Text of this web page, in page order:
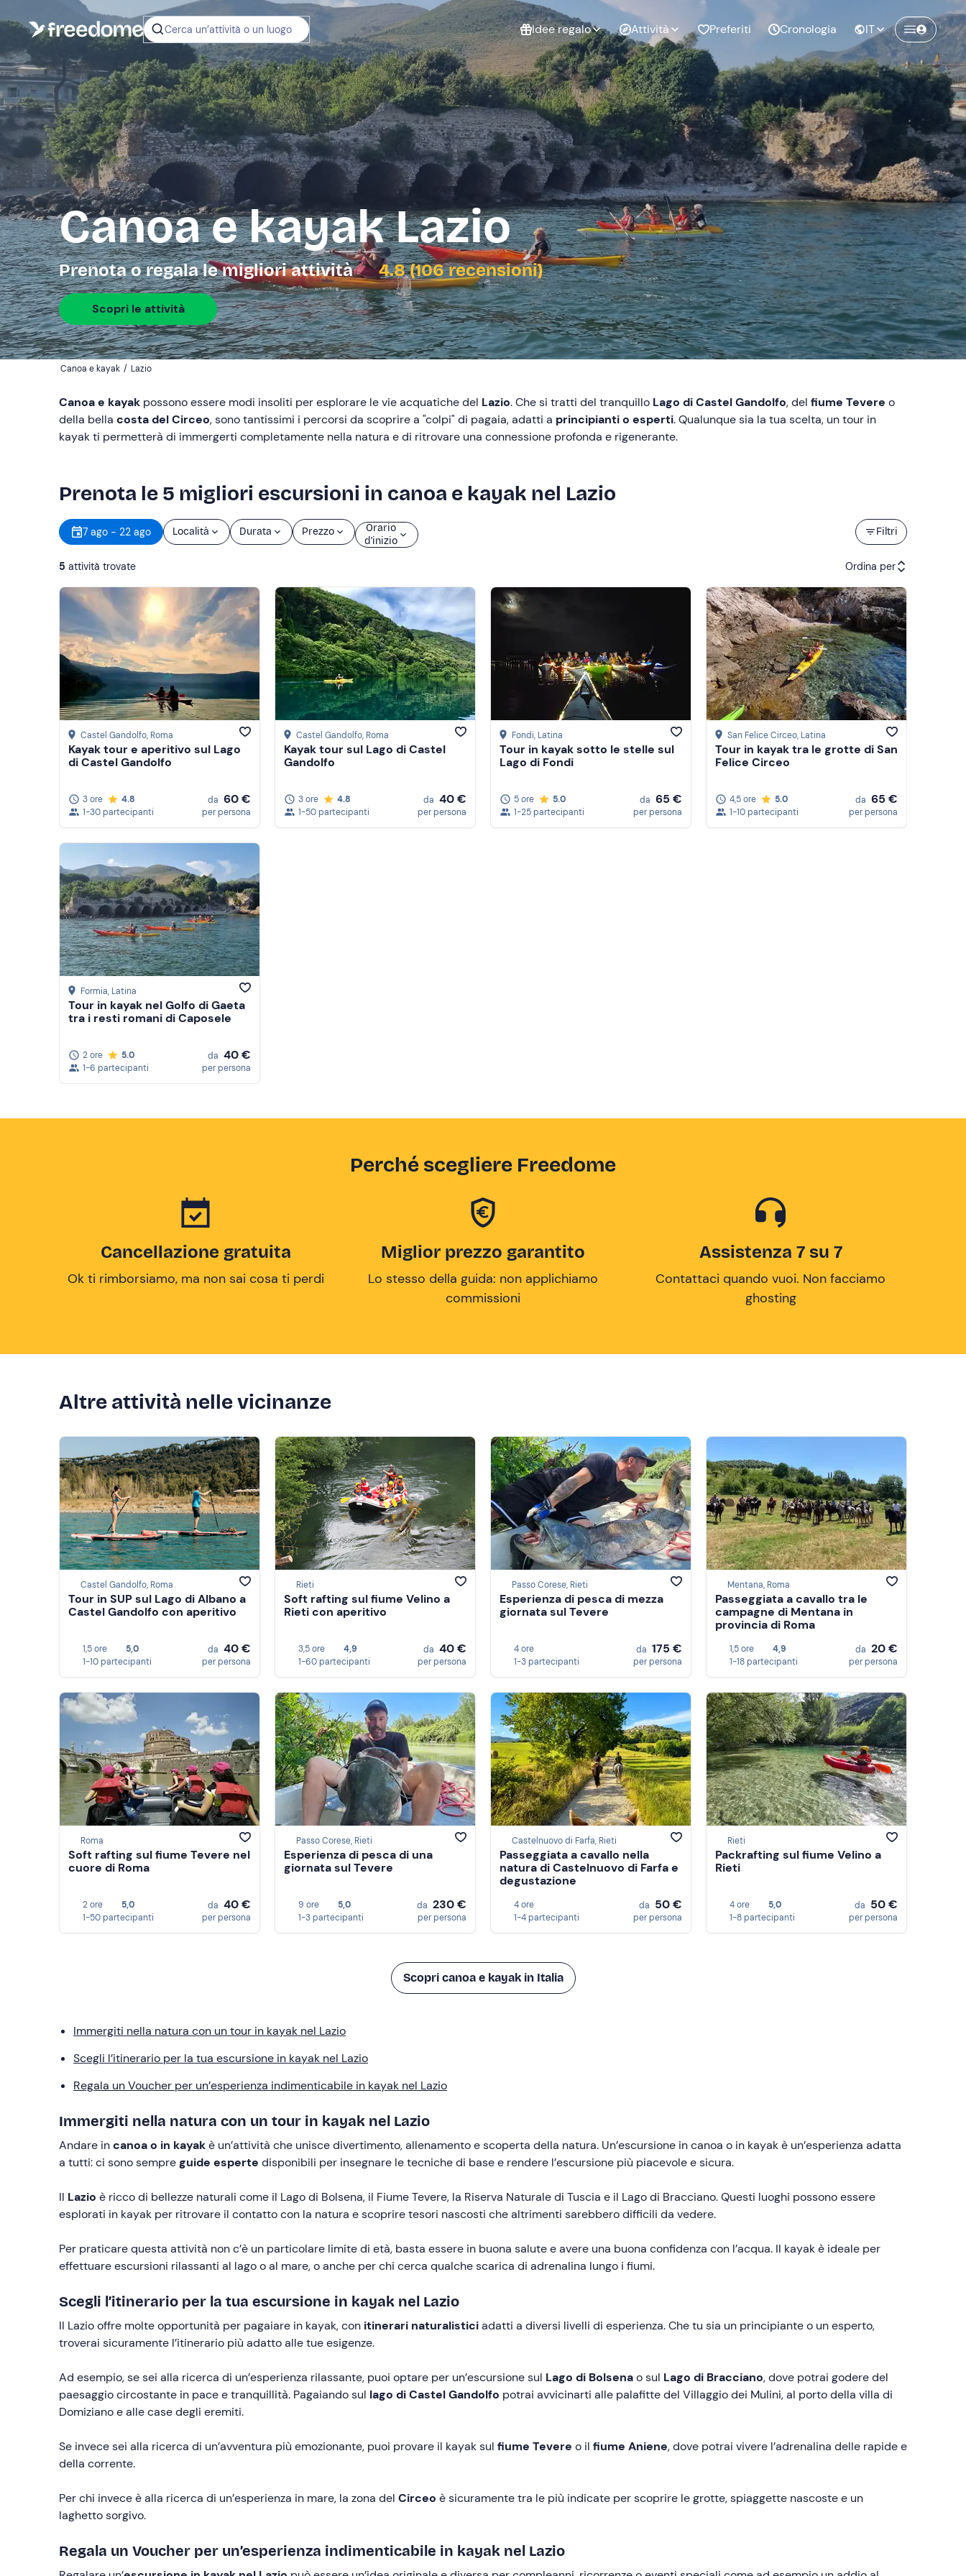
Cerca un’attività o un luogo Idee regalo
Non sai cosa
regalare?
Gift Card Freedome
Un regalo digitale che
lascia la libertà di
scegliere esperienze
outdoor in tutta Italia.
Regala una Gift Card
Esperienze da
regalare
Esperienze di
coppia
Compleanno
Laurea
Addio al
celibato
Addio al
nubilato
Attività Preferiti Cronologia IT
Canoa e kayak Lazio
Prenota o regala le migliori attività 4.8 (106 recensioni)
Scopri le attività
Canoa e kayak / Lazio
Canoa e kayak possono essere modi insoliti per esplorare le vie acquatiche del Lazio. Che si tratti del tranquillo Lago di Castel Gandolfo, del fiume Tevere o
della bella costa del Circeo, sono tantissimi i percorsi da scoprire a "colpi" di pagaia, adatti a principianti o esperti. Qualunque sia la tua scelta, un tour in
kayak ti permetterà di immergerti completamente nella natura e di ritrovare una connessione profonda e rigenerante.
Prenota le 5 migliori escursioni in canoa e kayak nel Lazio
Filtri
7 ago - 22 ago Località
Mostra altro
Durata Prezzo
Orario
d’inizio
5 attività trovate Ordina per
Attività consigliate
Prezzo (crescente)
Prezzo (decrescente)
Recensioni
Castel Gandolfo, Roma
Kayak tour e aperitivo sul Lago
di Castel Gandolfo
3 ore
4.8
1-30 partecipanti
da 60 €
per persona
Castel Gandolfo, Roma
Kayak tour sul Lago di Castel
Gandolfo
3 ore
4.8
1-50 partecipanti
da 40 €
per persona
Fondi, Latina
Tour in kayak sotto le stelle sul
Lago di Fondi
5 ore
5.0
1-25 partecipanti
da 65 €
per persona
San Felice Circeo, Latina
Tour in kayak tra le grotte di San
Felice Circeo
4,5 ore
5.0
1-10 partecipanti
da 65 €
per persona
Formia, Latina
Tour in kayak nel Golfo di Gaeta
tra i resti romani di Caposele
2 ore
5.0
1-6 partecipanti
da 40 €
per persona
Perché scegliere Freedome
Cancellazione gratuita
Ok ti rimborsiamo, ma non sai cosa ti perdi
Miglior prezzo garantito
Lo stesso della guida: non applichiamo
commissioni
Assistenza 7 su 7
Contattaci quando vuoi. Non facciamo
ghosting
Altre attività nelle vicinanze
Castel Gandolfo, Roma
Tour in SUP sul Lago di Albano a
Castel Gandolfo con aperitivo
1,5 ore
5,0
1-10 partecipanti
da 40 €
per persona
Rieti
Soft rafting sul fiume Velino a
Rieti con aperitivo
3,5 ore
4,9
1-60 partecipanti
da 40 €
per persona
Passo Corese, Rieti
Esperienza di pesca di mezza
giornata sul Tevere
4 ore
1-3 partecipanti
da 175 €
per persona
Mentana, Roma
Passeggiata a cavallo tra le
campagne di Mentana in
provincia di Roma
1,5 ore
4,9
1-18 partecipanti
da 20 €
per persona
Roma
Soft rafting sul fiume Tevere nel
cuore di Roma
2 ore
5,0
1-50 partecipanti
da 40 €
per persona
Passo Corese, Rieti
Esperienza di pesca di una
giornata sul Tevere
9 ore
5,0
1-3 partecipanti
da 230 €
per persona
Castelnuovo di Farfa, Rieti
Passeggiata a cavallo nella
natura di Castelnuovo di Farfa e
degustazione
4 ore
1-4 partecipanti
da 50 €
per persona
Rieti
Packrafting sul fiume Velino a
Rieti
4 ore
5,0
1-8 partecipanti
da 50 €
per persona
Scopri canoa e kayak in Italia
Immergiti nella natura con un tour in kayak nel Lazio
Scegli l’itinerario per la tua escursione in kayak nel Lazio
Regala un Voucher per un’esperienza indimenticabile in kayak nel Lazio
Immergiti nella natura con un tour in kayak nel Lazio
Andare incanoa o in kayakè un’attività che unisce divertimento, allenamento e scoperta della natura. Un’escursione in canoa o in kayak è un’esperienza adatta
a tutti: ci sono sempreguide esperte disponibili per insegnare le tecniche di base e rendere l’escursione più piacevole e sicura.
Il Lazio è ricco di bellezze naturali come il Lago di Bolsena, il Fiume Tevere, la Riserva Naturale di Tuscia e il Lago di Bracciano. Questi luoghi possono essere
esplorati in kayak per ritrovare il contatto con la natura e scoprire tesori nascosti che altrimenti sarebbero difficili da vedere.
Per praticare questa attività non c’è un particolare limite di età, basta essere in buona salute e avere una buona confidenza con l’acqua. Il kayak è ideale per
effettuare escursioni rilassanti al lago o al mare, o anche per chi cerca qualche scarica di adrenalina lungo i fiumi.
Scegli l’itinerario per la tua escursione in kayak nel Lazio
Il Lazio offre molte opportunità per pagaiare in kayak, con itinerari naturalisticiadatti a diversi livelli di esperienza. Che tu sia un principiante o un esperto,
troverai sicuramente l’itinerario più adatto alle tue esigenze.
Ad esempio, se sei alla ricerca di un’esperienza rilassante, puoi optare per un’escursione sul Lago di Bolsenao sul Lago di Bracciano, dove potrai godere del
paesaggio circostante in pace e tranquillità. Pagaiando sul lago di Castel Gandolfo potrai avvicinarti alle palafitte del Villaggio dei Mulini, al porto della villa di
Domiziano e alle case degli eremiti.
Se invece sei alla ricerca di un’avventura più emozionante, puoi provare il kayak sul fiume Tevere o il fiume Aniene, dove potrai vivere l’adrenalina delle rapide e
della corrente.
Per chi invece è alla ricerca di un’esperienza in mare, la zona del Circeo è sicuramente tra le più indicate per scoprire le grotte, spiaggette nascoste e un
laghetto sorgivo.
Regala un Voucher per un’esperienza indimenticabile in kayak nel Lazio
Crea un account Freedome
Unisciti a una community di avventurieri
come te e colleziona ricordi indimenticabili!
Continua con l'email